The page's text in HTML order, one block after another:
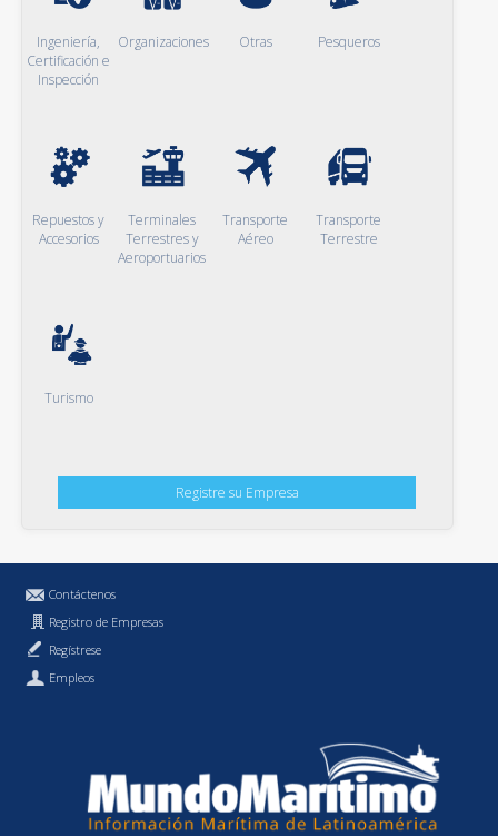
Ingeniería,
Certificación e
Inspección
Organizaciones Otras Pesqueros
Repuestos y
Accesorios
Terminales
Terrestres y
Aeroportuarios
Transporte
Aéreo
Transporte
Terrestre
Turismo
Registre su Empresa
Contáctenos
Registro de Empresas
Regístrese
Empleos